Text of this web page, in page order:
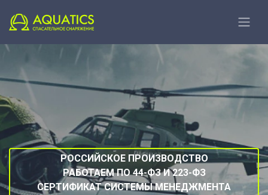
РОССИЙСКОЕ ПРОИЗВОДСТВО
РАБОТАЕМ ПО 44-ФЗ И 223-ФЗ
СЕРТИФИКАТ СИСТЕМЫ МЕНЕДЖМЕНТА